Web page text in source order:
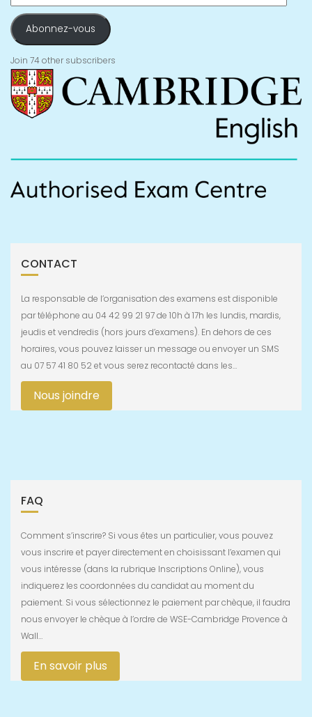
mail
Abonnez-vous
Join 74 other subscribers
CONTACT
La responsable de l’organisation des examens est disponible
par téléphone au 04 42 99 21 97 de 10h à 17h les lundis, mardis,
jeudis et vendredis (hors jours d’examens). En dehors de ces
horaires, vous pouvez laisser un message ou envoyer un SMS
au 07 57 41 80 52 et vous serez recontacté dans les…
Nous joindre
FAQ
Comment s’inscrire? Si vous êtes un particulier, vous pouvez
vous inscrire et payer directement en choisissant l’examen qui
vous intéresse (dans la rubrique Inscriptions Online), vous
indiquerez les coordonnées du candidat au moment du
paiement. Si vous sélectionnez le paiement par chèque, il faudra
nous envoyer le chèque à l’ordre de WSE-Cambridge Provence à
Wall…
En savoir plus